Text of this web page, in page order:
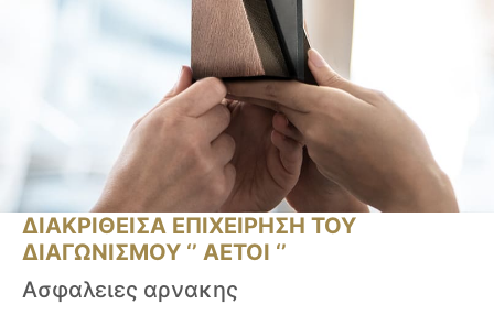
ΔΙΑΚΡΙΘΕΙΣΑ ΕΠΙΧΕΙΡΗΣΗ ΤΟΥ
ΔΙΑΓΩΝΙΣΜΟΥ ‘’ ΑΕΤΟΙ ‘’
Ασφαλειες αρνακης